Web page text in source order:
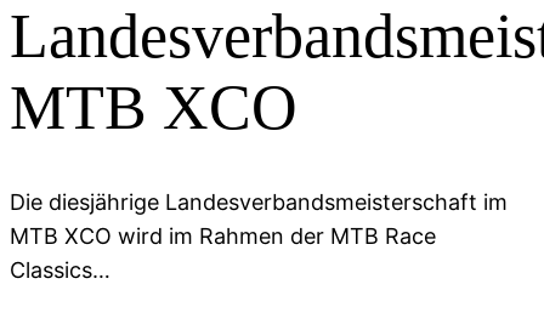
MTB XCO
Die diesjährige Landesverbandsmeisterschaft im
MTB XCO wird im Rahmen der MTB Race
Classics…